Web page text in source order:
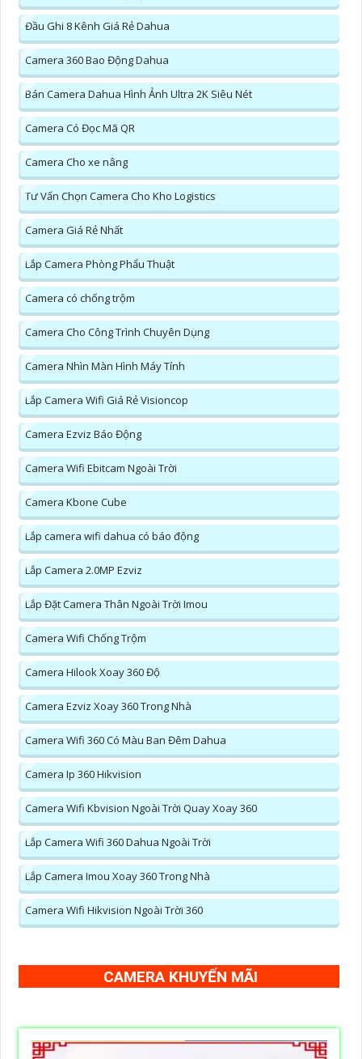
Đầu Ghi 8 Kênh Giá Rẻ Dahua
Camera 360 Bao Động Dahua
Bán Camera Dahua Hình Ảnh Ultra 2K Siêu Nét
Camera Có Đọc Mã QR
Camera Cho xe nâng
Tư Vấn Chọn Camera Cho Kho Logistics
Camera Giá Rẻ Nhất
Lắp Camera Phòng Phẩu Thuật
Camera có chống trộm
Camera Cho Công Trình Chuyên Dụng
Camera Nhìn Màn Hình Máy Tính
Lắp Camera Wifi Giá Rẻ Visioncop
Camera Ezviz Báo Động
Camera Wifi Ebitcam Ngoài Trời
Camera Kbone Cube
Lắp camera wifi dahua có báo động
Lắp Camera 2.0MP Ezviz
Lắp Đặt Camera Thân Ngoài Trời Imou
Camera Wifi Chống Trộm
Camera Hilook Xoay 360 Độ
Camera Ezviz Xoay 360 Trong Nhà
Camera Wifi 360 Có Màu Ban Đêm Dahua
Camera Ip 360 Hikvision
Camera Wifi Kbvision Ngoài Trời Quay Xoay 360
Lắp Camera Wifi 360 Dahua Ngoài Trời
Lắp Camera Imou Xoay 360 Trong Nhà
Camera Wifi Hikvision Ngoài Trời 360
CAMERA KHUYẾN MÃI